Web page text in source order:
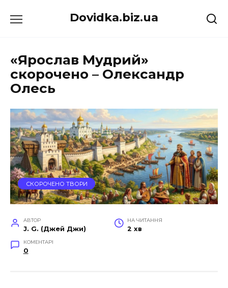
до
Dovidka.biz.ua
«Ярослав Мудрий»
скорочено – Олександр
Олесь
СКОРОЧЕНО ТВОРИ
АВТОР
J. G. (Джей Джи)
НА ЧИТАННЯ
2 хв
КОМЕНТАРІ
0